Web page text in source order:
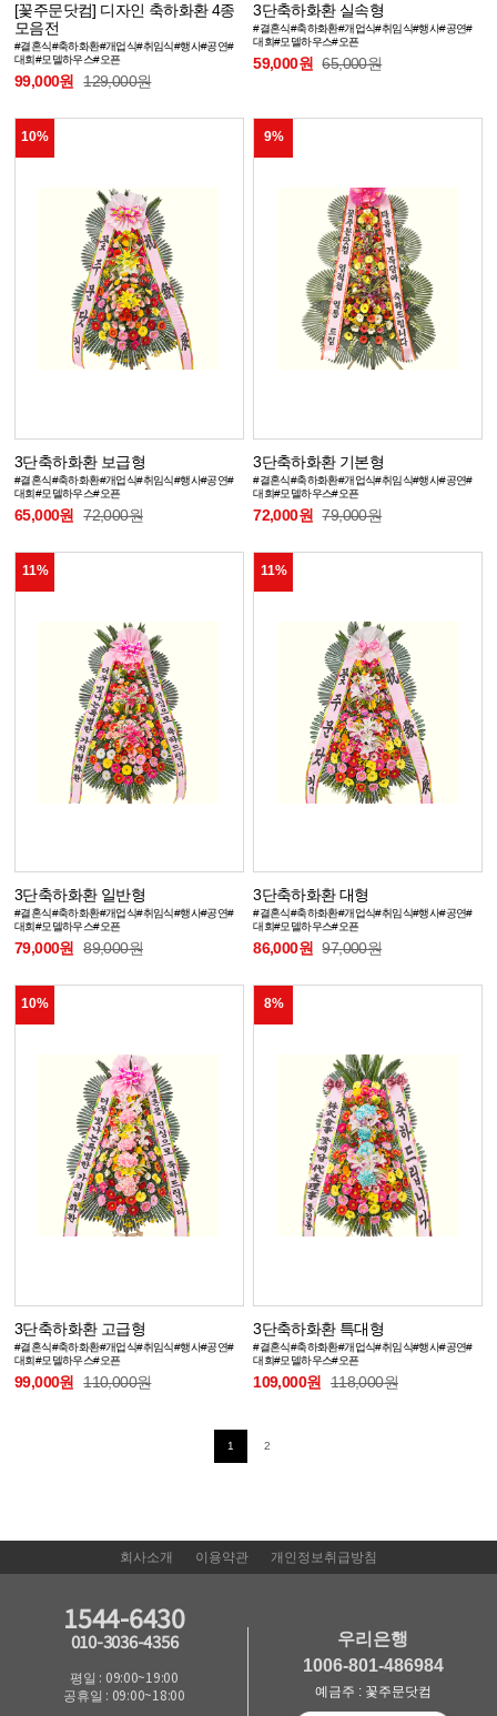
[꽃주문닷컴] 디자인 축하화환 4종
모음전
#결혼식#축하화환#개업식#취임식#행사#공연#
대회#모델하우스#오픈
99,000원 129,000원
3단축하화환 실속형
#결혼식#축하화환#개업식#취임식#행사#공연#
대회#모델하우스#오픈
59,000원 65,000원
10%
3단축하화환 보급형
#결혼식#축하화환#개업식#취임식#행사#공연#
대회#모델하우스#오픈
65,000원 72,000원
9%
3단축하화환 기본형
#결혼식#축하화환#개업식#취임식#행사#공연#
대회#모델하우스#오픈
72,000원 79,000원
11%
3단축하화환 일반형
#결혼식#축하화환#개업식#취임식#행사#공연#
대회#모델하우스#오픈
79,000원 89,000원
11%
3단축하화환 대형
#결혼식#축하화환#개업식#취임식#행사#공연#
대회#모델하우스#오픈
86,000원 97,000원
10%
3단축하화환 고급형
#결혼식#축하화환#개업식#취임식#행사#공연#
대회#모델하우스#오픈
99,000원 110,000원
8%
3단축하화환 특대형
#결혼식#축하화환#개업식#취임식#행사#공연#
대회#모델하우스#오픈
109,000원 118,000원
1 2
회사소개 이용약관 개인정보취급방침
1544-6430
010-3036-4356
평일 : 09:00~19:00
공휴일 : 09:00~18:00
우리은행
1006-801-486984
예금주 : 꽃주문닷컴